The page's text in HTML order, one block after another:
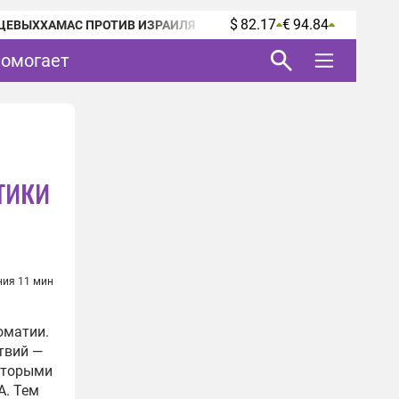
ХАМАС ПРОТИВ ИЗРАИЛЯ $ 82.17 € 94.84
11 мин
—
Тем